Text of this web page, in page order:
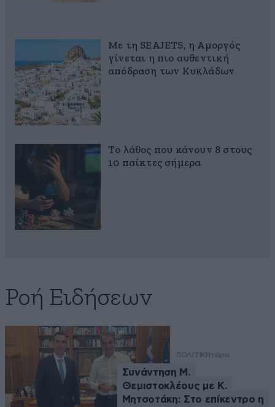
Με τη SEAJETS, η Αμοργός
γίνεται η πιο αυθεντική
απόδραση των Κυκλάδων
Το λάθος που κάνουν 8 στους
10 παίκτες σήμερα
Ροή Ειδήσεων
ΠΟΛΙΤΙΚΗτώρα
Συνάντηση Μ.
Θεμιστοκλέους με Κ.
Μητσοτάκη: Στο επίκεντρο η